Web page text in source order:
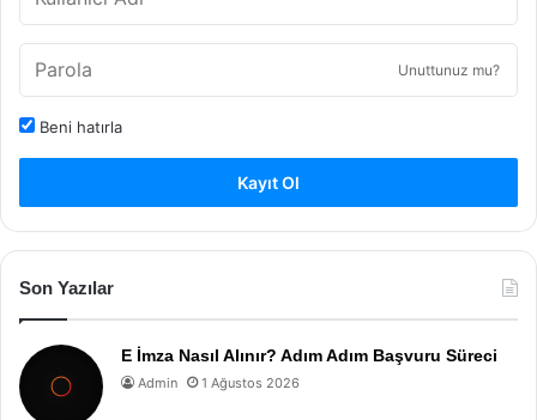
Unuttunuz mu?
Beni hatırla
Kayıt Ol
Son Yazılar
E İmza Nasıl Alınır? Adım Adım Başvuru Süreci
Admin 1 Ağustos 2026